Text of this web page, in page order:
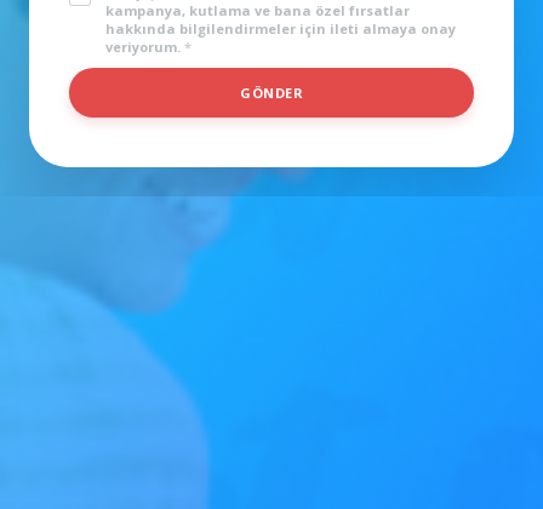
kampanya, kutlama ve bana özel fırsatlar
hakkında bilgilendirmeler için ileti almaya onay
veriyorum. *
İ
L
L
GÖNDER